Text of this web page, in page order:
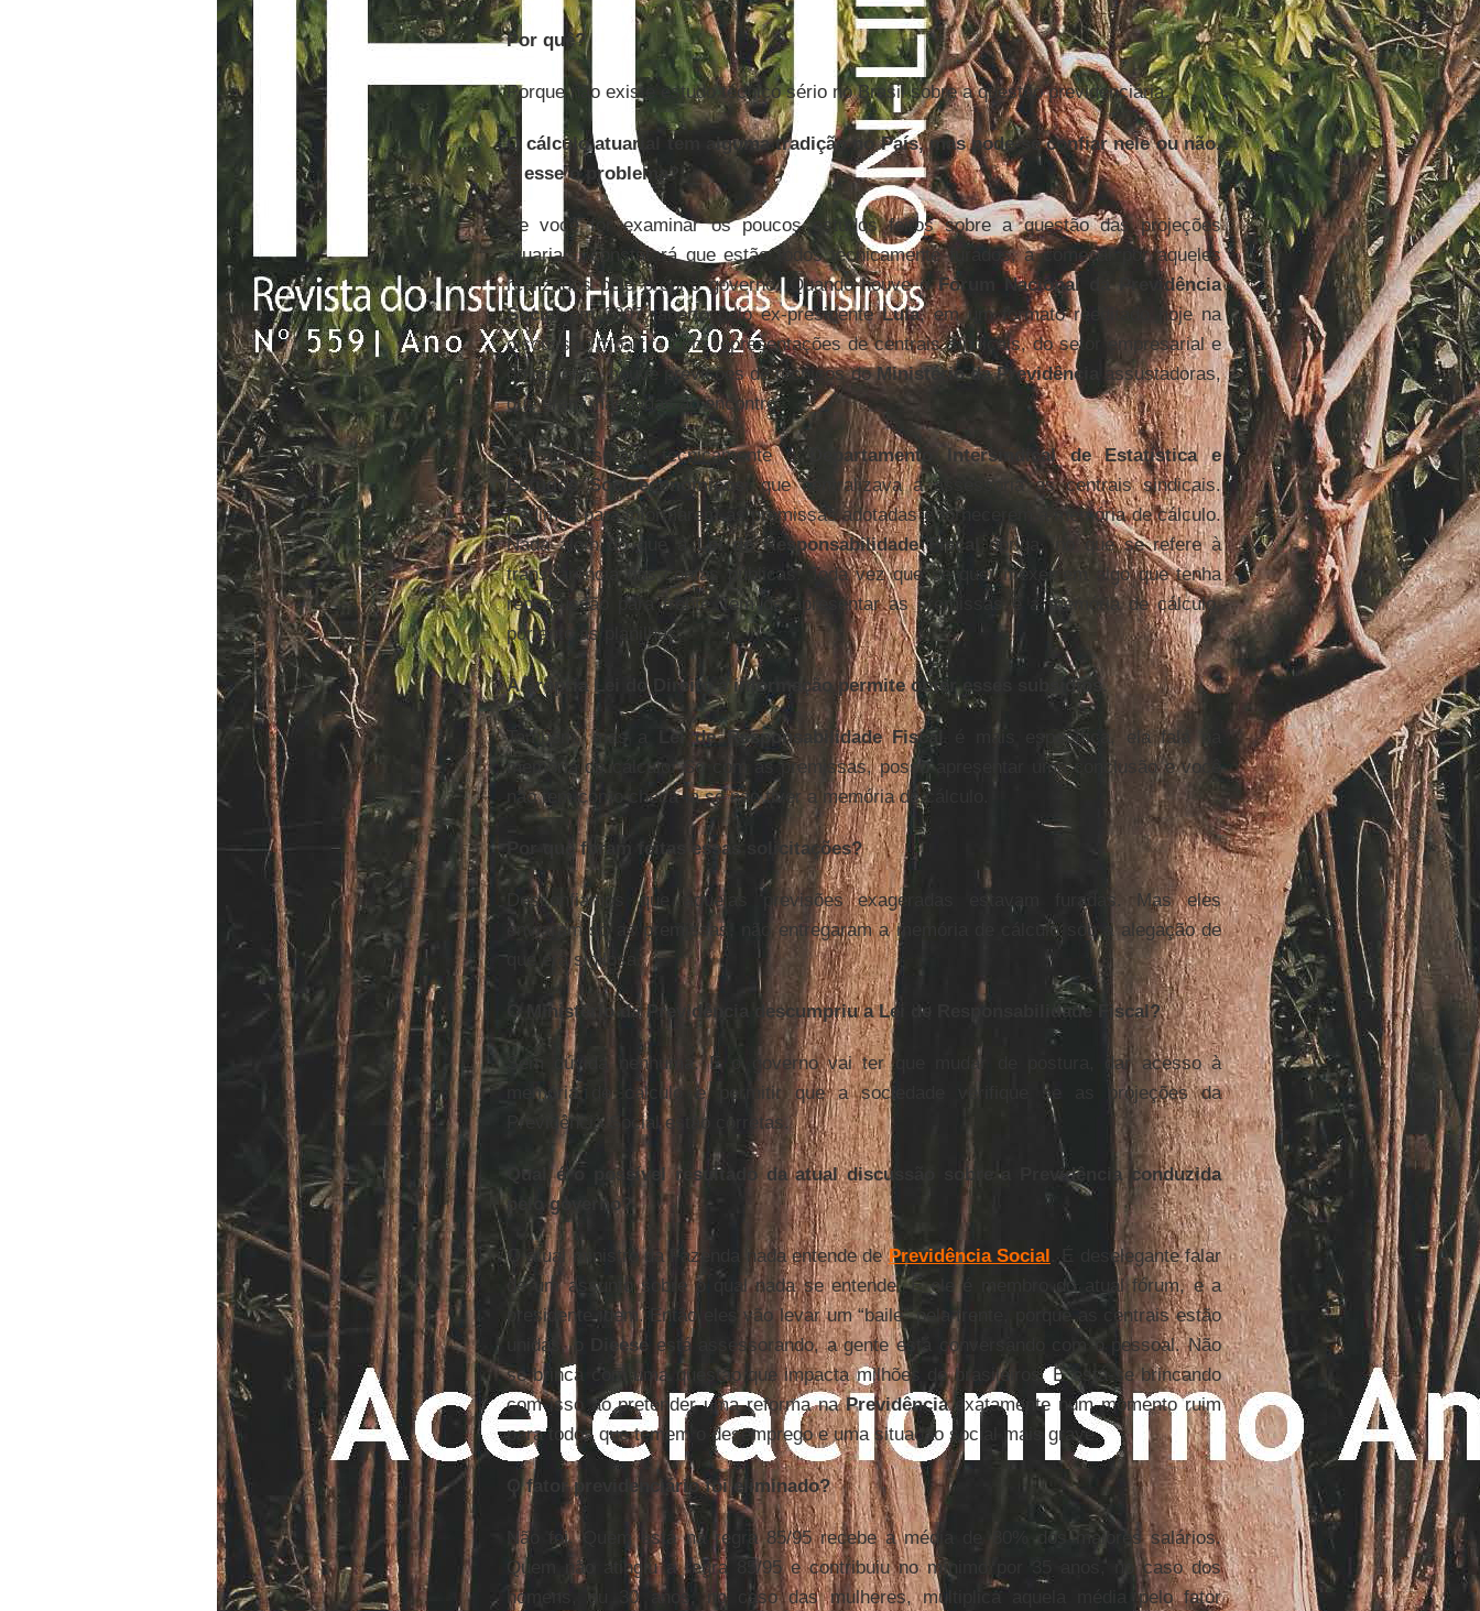
Por quê?
Porque não existe estudo técnico sério no Brasil sobre a questão previdenciária.
O cálculo atuarial tem alguma tradição no País, mas pode-se confiar nele ou não.
É esse o problema?
Se você for examinar os poucos estudos feitos sobre a questão das projeções
atuariais, constatará que estão todos tecnicamente furados, a começar por aqueles
realizados pelo próprio governo. Quando houve oFórum Nacional da Previdência
Socialem 2007, aberto pelo ex-presidenteLula, em um formato reeditado hoje na
discussão tripartite com representações de centrais sindicais, do setor empresarial e
do governo, houve previsões de técnicos doMinistério da Previdência
assustadoras,
que eram mandadas ao encontro.
Eu assessorava tecnicamente o Departamento Intersindical de Estatística e
Estudos Socioeconômicos
, que centralizava a assessoria às centrais sindicais.
Pedimos para informarem as premissas adotadas e fornecerem a memória de cálculo.
Nada além do que aLei de Responsabilidade Fiscal
obriga, no que se refere à
transparência das contas públicas. Toda vez que se quer mexer em algo que tenha
repercussão para frente, tem de apresentar as premissas e a memória de cálculo,
portanto as planilhas.
A própria Lei do Direito à informação permite obter esses subsídios.
Também, mas a Lei de Responsabilidade Fiscal
é mais específica, ela fala na
memória de cálculo. Só com as premissas, posso apresentar uma conclusão e você
não tem como checá-la se não tiver a memória de cálculo.
Por que foram feitas essas solicitações?
Desconfiamos que aquelas previsões exageradas estavam furadas. Mas eles
enviaram só as premissas, não entregaram a memória de cálculo sob a alegação de
que era sigilosa.
O Ministério da Previdência descumpriu a Lei de Responsabilidade Fiscal?
Sem dúvida nenhuma. E o governo vai ter que mudar de postura, dar acesso à
memória de cálculo e permitir que a sociedade verifique se as projeções da
Previdência Social estão corretas.
Qual é o possível resultado da atual discussão sobre a Previdência conduzida
pelo governo?
O atual ministro da Fazenda nada entende dePrevidência Social . É deselegante falar
de um assunto sobre o qual nada se entende. E ele é membro do atual fórum, e a
presidente idem. Então eles vão levar um “baile” pela frente, porque as centrais estão
unidas, o
Dieese
está assessorando, a gente está conversando com o pessoal. Não
se brinca com uma questão que impacta milhões de brasileiros. E está-se brincando
com isso ao pretender uma reforma naPrevidênciaexatamente num momento ruim
para todos que temem o desemprego e uma situação social mais grave.
O fator previdenciário foi eliminado?
Não foi. Quem está na regra 85/95 recebe a média de 80% dos maiores salários.
Quem não atingiu a regra 85/95 e contribuiu no mínimo por 35 anos, no caso dos
homens, ou 30 anos, no caso das mulheres, multiplica aquela média pelo fator